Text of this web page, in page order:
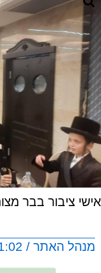
אישי ציבור בבר
מנהל האתר / 11:02 28.11.23